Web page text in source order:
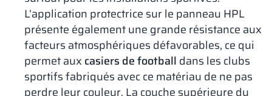
L’application protectrice sur le panneau HPL
présente également une grande résistance aux
facteurs atmosphériques défavorables, ce qui
permet aux casiers de football dans les clubs
sportifs fabriqués avec ce matériau de ne pas
perdre leur couleur. La couche supérieure du